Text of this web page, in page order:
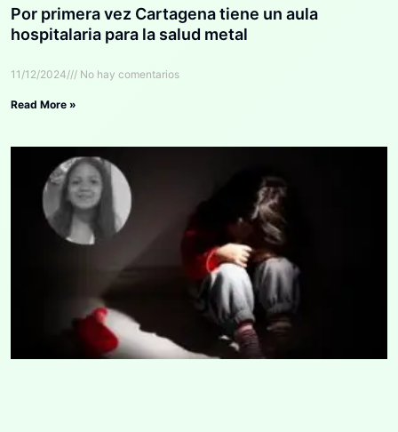
Por primera vez Cartagena tiene un aula
hospitalaria para la salud metal
11/12/2024 No hay comentarios
Read More »